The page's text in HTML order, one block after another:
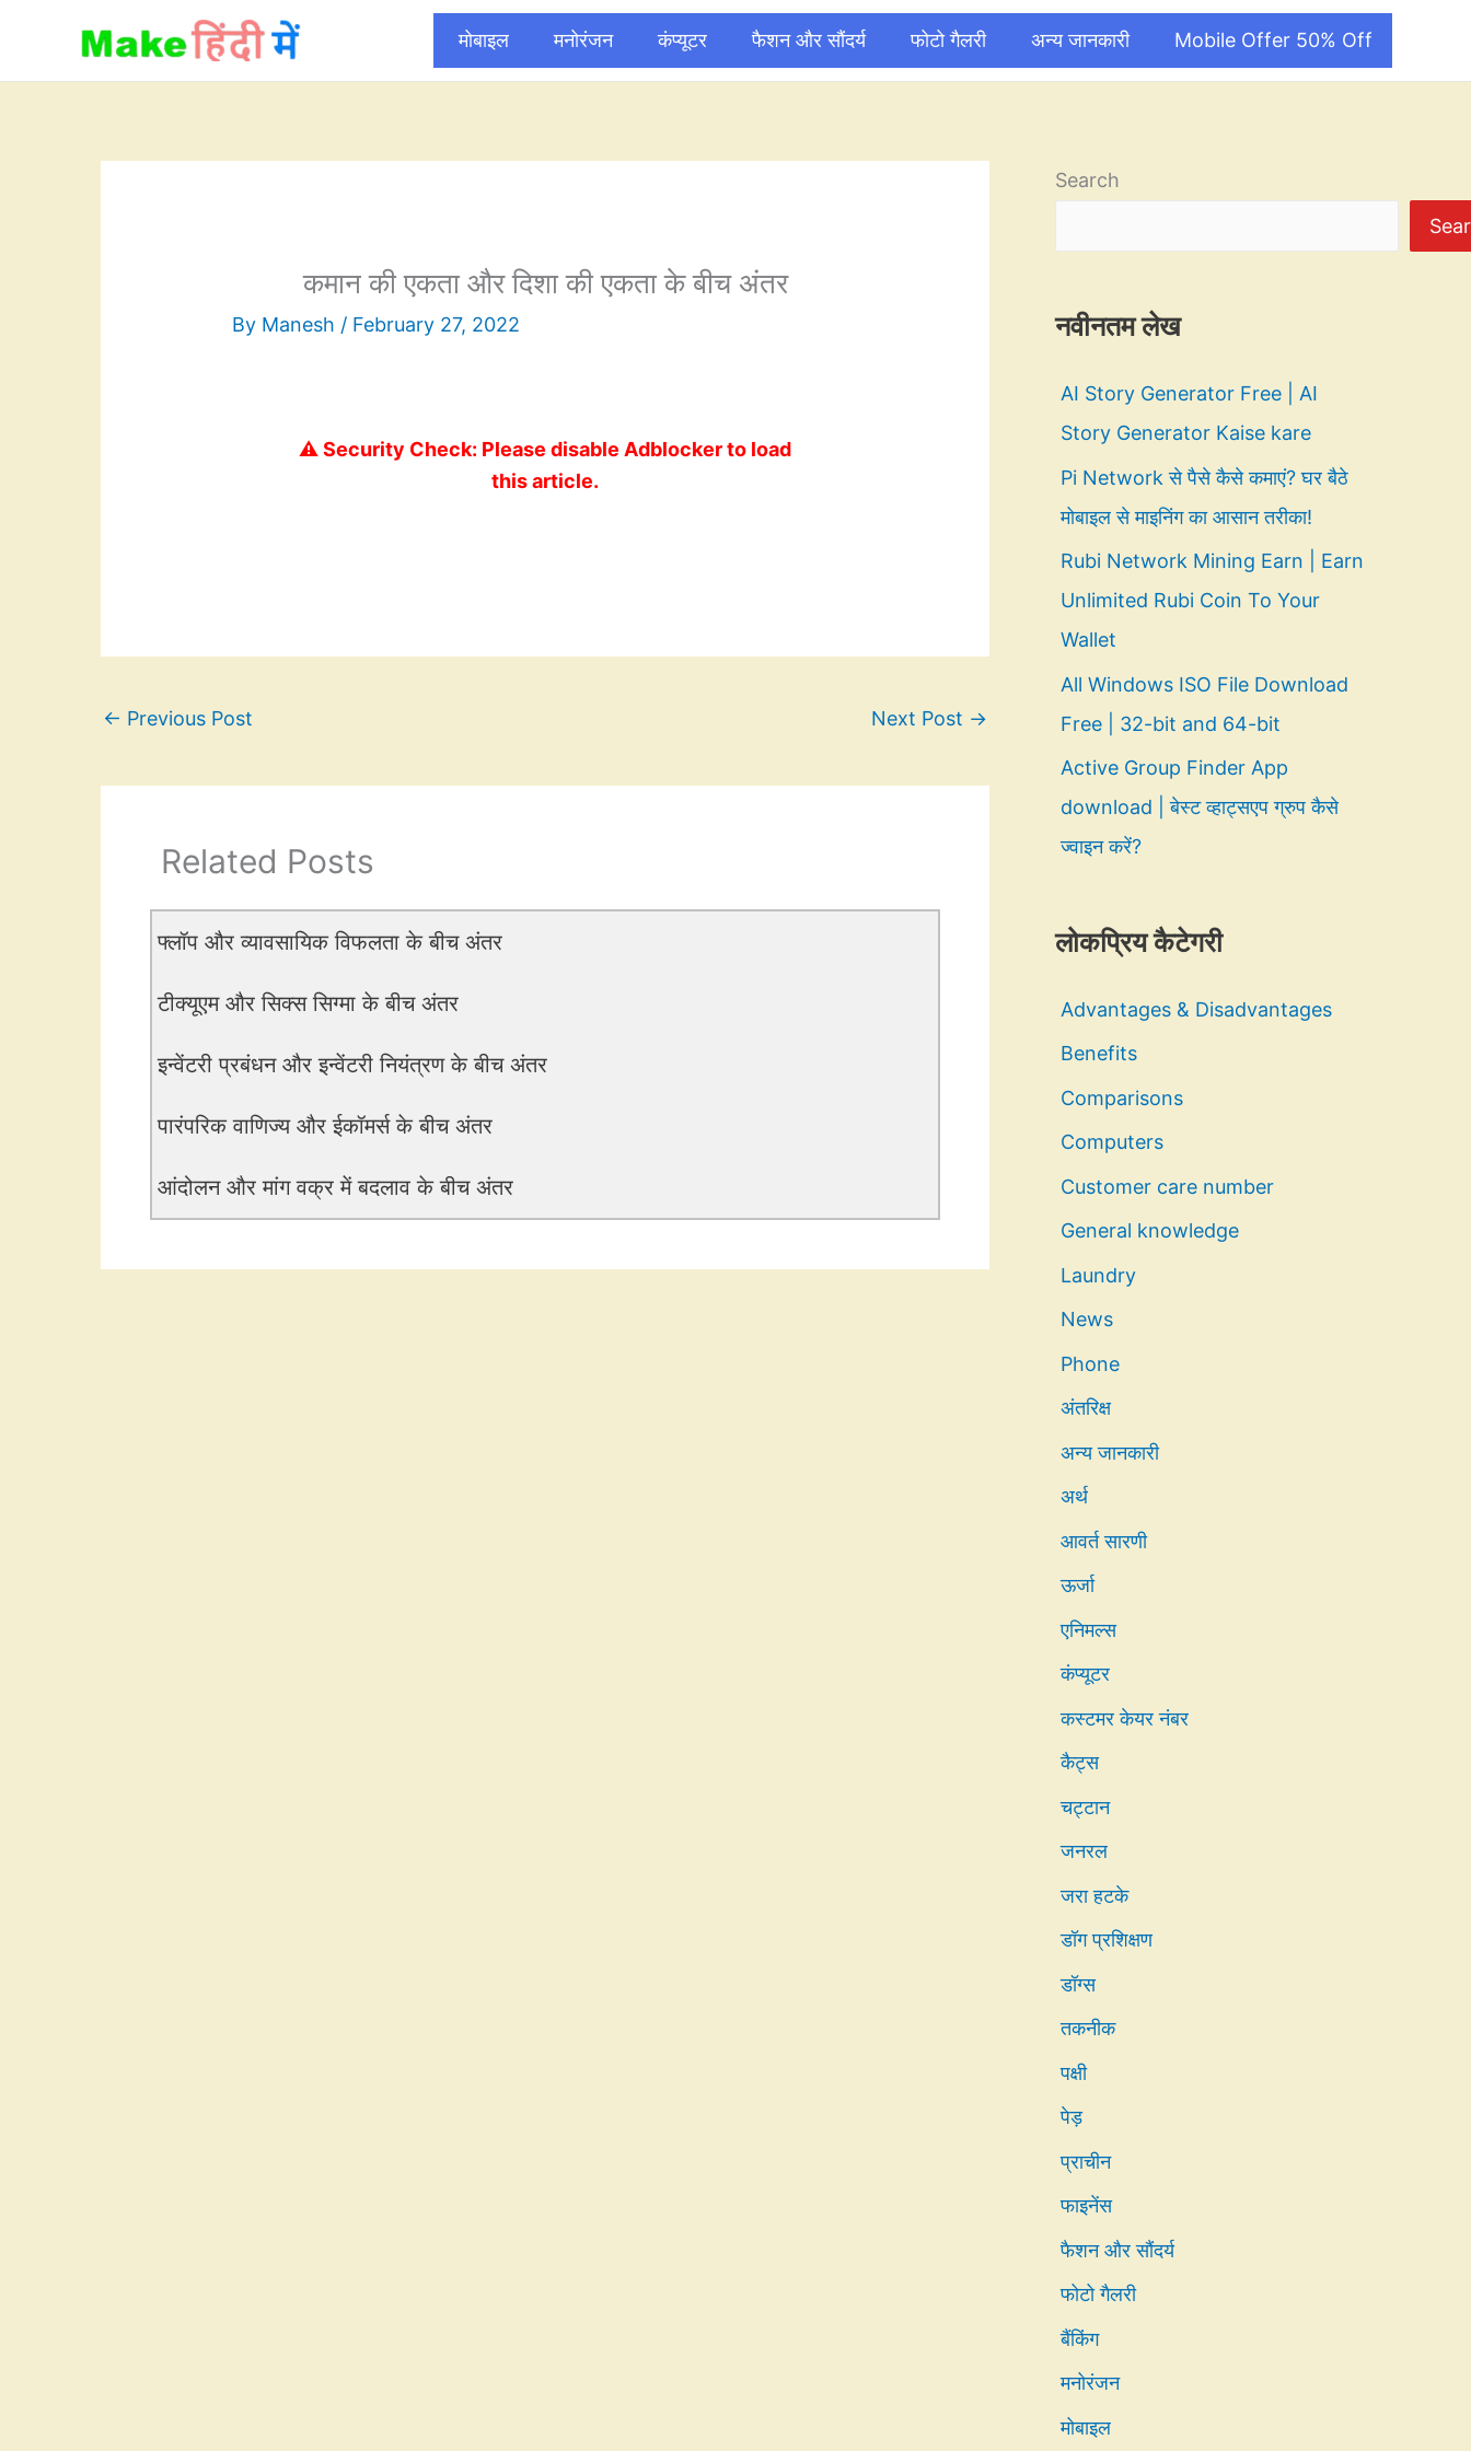
content
मोबाइल मनोरंजन कंप्यूटर फैशन और सौंदर्य फोटो गैलरी अन्य जानकारी Mobile Offer 50% Off
कमान की एकता और दिशा की एकता के बीच अंतर
By Manesh / February 27, 2022
⚠️ Security Check: Please disable Adblocker to load
this article.
← Previous Post Next Post →
Related Posts
फ्लॉप और व्यावसायिक विफलता के बीच अंतर
टीक्यूएम और सिक्स सिग्मा के बीच अंतर
इन्वेंटरी प्रबंधन और इन्वेंटरी नियंत्रण के बीच अंतर
पारंपरिक वाणिज्य और ईकॉमर्स के बीच अंतर
आंदोलन और मांग वक्र में बदलाव के बीच अंतर
Search
नवीनतम लेख
AI Story Generator Free | AI
Story Generator Kaise kare
Pi Network से पैसे कैसे कमाएं? घर बैठे
मोबाइल से माइनिंग का आसान तरीका!
Rubi Network Mining Earn | Earn
Unlimited Rubi Coin To Your
Wallet
All Windows ISO File Download
Free | 32-bit and 64-bit
Active Group Finder App
download | बेस्ट व्हाट्सएप ग्रुप कैसे
ज्वाइन करें?
लोकप्रिय कैटेगरी
Advantages & Disadvantages
Benefits
Comparisons
Computers
Customer care number
General knowledge
Laundry
News
Phone
अंतरिक्ष
अन्य जानकारी
अर्थ
आवर्त सारणी
ऊर्जा
एनिमल्स
कंप्यूटर
कस्टमर केयर नंबर
कैट्स
चट्टान
जनरल
जरा हटके
डॉग प्रशिक्षण
डॉग्स
तकनीक
पक्षी
पेड़
प्राचीन
फाइनेंस
फैशन और सौंदर्य
फोटो गैलरी
बैंकिंग
मनोरंजन
मोबाइल